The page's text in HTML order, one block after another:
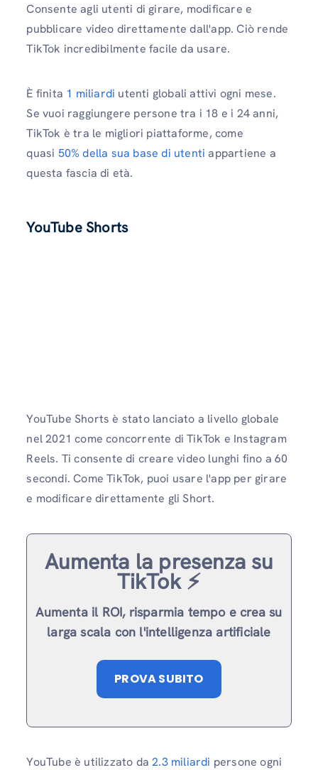
Consente agli utenti di girare, modificare e
pubblicare video direttamente dall'app. Ciò rende
TikTok incredibilmente facile da usare.
È finita 1 miliardi utenti globali attivi ogni mese.
Se vuoi raggiungere persone tra i 18 e i 24 anni,
TikTok è tra le migliori piattaforme, come
quasi 50% della sua base di utenti appartiene a
questa fascia di età.
YouTube Shorts
YouTube Shorts è stato lanciato a livello globale
nel 2021 come concorrente di TikTok e Instagram
Reels. Ti consente di creare video lunghi fino a 60
secondi. Come TikTok, puoi usare l'app per girare
e modificare direttamente gli Short.
Aumenta la presenza su
TikTok ⚡️
Aumenta il ROI, risparmia tempo e crea su
larga scala con l'intelligenza artificiale
PROVA SUBITO
YouTube è utilizzato da2.3 miliardi persone ogni